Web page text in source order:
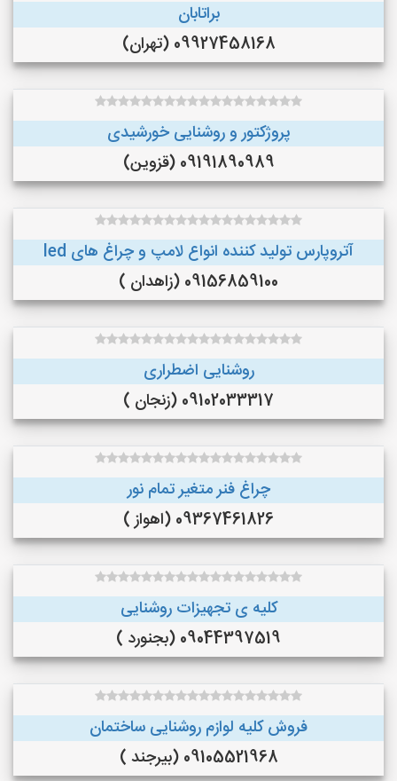
براتابان
09927458168 (تهران)
پروژکتور و روشنایی خورشیدی
09191890989 (قزوین)
آتروپارس تولید کننده انواع لامپ و چراغ های led
09156859100 (زاهدان )
روشنایی اضطراری
09102033317 (زنجان )
چراغ فنر متغیر تمام نور
09367461826 (اهواز )
کلیه ی تجهیزات روشنایی
09044397519 (بجنورد )
فروش کلیه لوازم روشنایی ساختمان
09105521968 (بیرجند )